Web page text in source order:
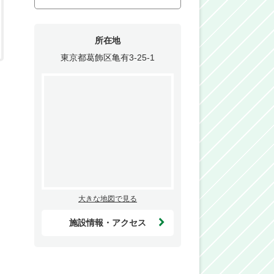
所在地
東京都葛飾区亀有3-25-1
大きな地図で見る
施設情報・アクセス